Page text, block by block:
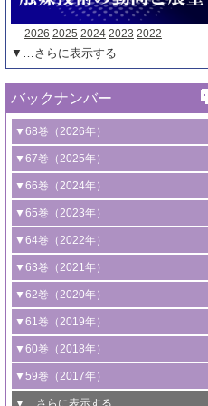
2026 2025 2024 2023 2022
▼…さらに表示する
バックナンバー
▼68巻（2026年）
1号 過酸化水素合成に関する研究動向
2号 コンピューター技術により加速する
触媒開発
3号 有機分子変換やCO 資源化のための
光触媒に関する最近の研究
B号 第137回触媒討論会（2026年）
▼67巻（2025年）
1号 CO
水素化によるグリーン燃料/グリ
ーンケミカル製造
2号 水素製造のための水分解技術に関す
る最近の研究
3号 オレフィン系樹脂の精密合成に関す
る最新技術
4号 アルコール類の効率的変換を実現す
る非貴金属触媒の研究動向
5号 ゼオライトの合成と応用における研
究動向
▼66巻（2024年）
1号 低次元ナノ構造を有する触媒材料
2号 規制反応場を活用した固体触媒研究
の新展開
3号 未踏分子変換を目指した酸化触媒プ
ロセスの最前線
4号 シンクロトロン放射光および中性子
線を利用した触媒解析技術の最先端
5号 単原子触媒
6号 参照触媒委員会からのお知らせ
▼65巻（2023年）
1号 炭素が関わる触媒機能
2号 プラスチックケミカルリサイクルの
ための触媒技術
3号 非酸化物系金属化合物を基盤とした
触媒材料の開発
4号 格子酸素・格子酸素欠陥を利用した
触媒反応
5号 生体触媒によるエネルギー変換反応
▼64巻（2022年）
1号 合成ガス製造とCOを用いるケミカル
ズ合成の最新動向
2号 化学品合成のための合金触媒開発
3号 CO の排出削減および有効活用のた
めの触媒技術
4号 若手による情報発信企画～とびたて
▼63巻（2021年）
1号 金触媒の新展開
2号 ペロブスカイト
3号 特殊反応場を利用した触媒的分子変
換反応
4号 多孔質材料を用いた触媒の新展開
▼62巻（2020年）
1号 触媒設計を拓く欠陥構造のキャラク
タリゼーション
2号 機能化学品製造に資するクリーンな
触媒的酸化反応
▼61巻（2019年）
1号 物質移動制御に着目した触媒プロセ
ス開発
2号 CO2 フリー水素サプライチェーンに
▼60巻（2018年）
1号 固体酸触媒の最新の研究動向
2号 二酸化炭素からの有用化学品合成
▼59巻（2017年）
1号 いたるところに，触媒
▼…さらに表示する